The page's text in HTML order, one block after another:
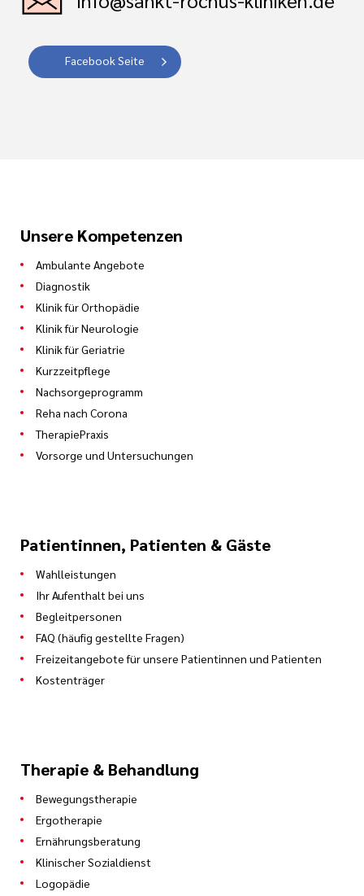
Facebook Seite
Unsere Kompetenzen
Ambulante Angebote
Diagnostik
Klinik für Orthopädie
Klinik für Neurologie
Klinik für Geriatrie
Kurzzeitpflege
Nachsorgeprogramm
Reha nach Corona
TherapiePraxis
Vorsorge und Untersuchungen
Patientinnen, Patienten & Gäste
Wahlleistungen
Ihr Aufenthalt bei uns
Begleitpersonen
FAQ (häufig gestellte Fragen)
Freizeitangebote für unsere Patientinnen und Patienten
Kostenträger
Therapie & Behandlung
Bewegungstherapie
Ergotherapie
Ernährungsberatung
Klinischer Sozialdienst
Logopädie